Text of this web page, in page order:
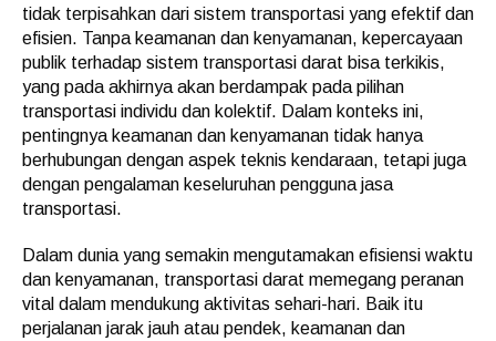
tidak terpisahkan dari sistem transportasi yang efektif dan
efisien. Tanpa keamanan dan kenyamanan, kepercayaan
publik terhadap sistem transportasi darat bisa terkikis,
yang pada akhirnya akan berdampak pada pilihan
transportasi individu dan kolektif. Dalam konteks ini,
pentingnya keamanan dan kenyamanan tidak hanya
berhubungan dengan aspek teknis kendaraan, tetapi juga
dengan pengalaman keseluruhan pengguna jasa
transportasi.
Dalam dunia yang semakin mengutamakan efisiensi waktu
dan kenyamanan, transportasi darat memegang peranan
vital dalam mendukung aktivitas sehari-hari. Baik itu
perjalanan jarak jauh atau pendek, keamanan dan